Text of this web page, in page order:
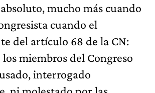
mucho más cuando
cuando el
del artículo 68 de la CN:
miembros del Congreso
interrogado